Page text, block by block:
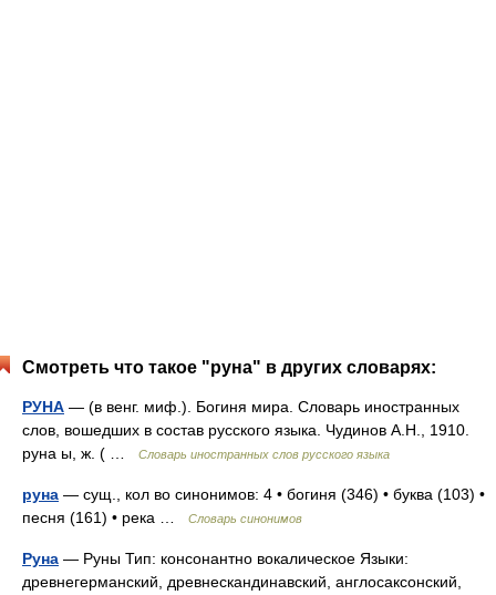
Смотреть что такое "руна" в других словарях:
РУНА — (в венг. миф.). Богиня мира. Словарь иностранных
слов, вошедших в состав русского языка. Чудинов А.Н., 1910.
руна ы, ж. ( …
Словарь иностранных слов русского языка
руна — сущ., кол во синонимов: 4 • богиня (346) • буква (103) •
песня (161) • река …
Словарь синонимов
Руна — Руны Тип: консонантно вокалическое Языки:
древнегерманский, древнескандинавский, англосаксонский,